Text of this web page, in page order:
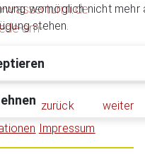
wasserturm.de
am-
zurück weiter
womöglich nicht mehr
stehen.
Impressum